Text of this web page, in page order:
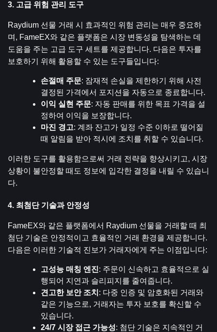
3. 고급 위험 관리 도구
Raydium 선물 거래 시 효과적인 위험 관리는 매우 중요하
며, FameEX와 같은 플랫폼은 시장 변동성을 탐색하는 데
도움을 주는 고급 도구 세트를 제공합니다. 다음은 투자를
보호하기 위해 활용할 수 있는 도구들입니다:
손절매 주문: 잠재적 손실을 제한하기 위해 사전
결정된 가격에서 포지션을 자동으로 종료합니다.
이익 실현 주문: 자동 판매를 위한 목표 가격을 설
정하여 이익을 보장합니다.
마진 경고: 계좌 잔고가 일정 수준 이하로 떨어질
때 알림을 받아 적시에 조치를 취할 수 있습니다.
이러한 도구를 활용함으로써 거래 전략을 향상시키고, 시장
상황이 불안정할 때도 정보에 입각한 결정을 내릴 수 있습니
다.
4. 최첨단 기술과 안정성
FameEX와 같은 플랫폼에서 Raydium 선물을 거래할 때 최
첨단 기술은 안정적이고 효율적인 거래 환경을 제공합니다.
다음은 이러한 기술적 진보가 거래자에게 주는 이점입니다:
고성능 매칭 엔진: 주문이 신속하고 효율적으로 실
행되어 지연과 슬리피지를 줄여줍니다.
견고한 보안 조치 : 다중 인증 및 암호화된 거래와
같은 기능으로, 거래자는 투자 보호를 확신할 수
있습니다.
24/7 시장 접근 가능성: 첨단 기술은 지속적인 거